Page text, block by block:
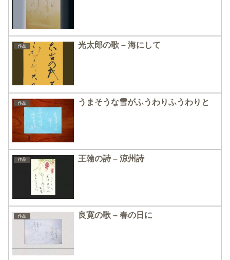
作品 光太郎の歌 – 海にして
作品 うまそうな雪がふうわりふうわりと
作品 王翰の詩 – 涼州詩
作品 良寛の歌 – 春の日に